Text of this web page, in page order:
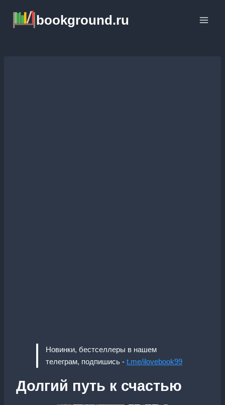
содержимому
bookground.ru
Новинки, бестселлеры в нашем
телеграм, подпишись - t.me/ilovebook99
Долгий путь к счастью